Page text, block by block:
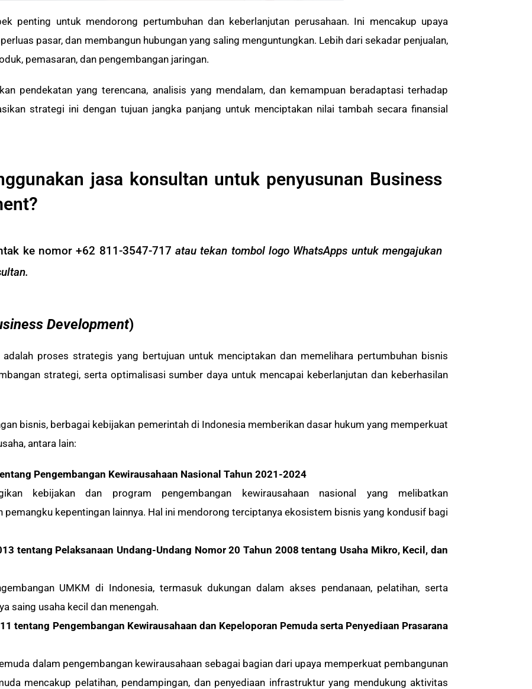
penting untuk mendorong pertumbuhan dan keberlanjutan perusahaan. Ini mencakup upaya
pasar, dan membangun hubungan yang saling menguntungkan. Lebih dari sekadar penjualan,
pemasaran, dan pengembangan jaringan.
pendekatan yang terencana, analisis yang mendalam, dan kemampuan beradaptasi terhadap
strategi ini dengan tujuan jangka panjang untuk menciptakan nilai tambah secara finansial
jasa konsultan untuk penyusunan Business
ke nomor +62 811-3547-717 atau tekan tombol logo WhatsApps untuk mengajukan
Development)
proses strategis yang bertujuan untuk menciptakan dan memelihara pertumbuhan bisnis
strategi, serta optimalisasi sumber daya untuk mencapai keberlanjutan dan keberhasilan
bisnis, berbagai kebijakan pemerintah di Indonesia memberikan dasar hukum yang memperkuat
antara lain:
Pengembangan Kewirausahaan Nasional Tahun 2021-2024
kebijakan dan program pengembangan kewirausahaan nasional yang melibatkan
pemangku kepentingan lainnya. Hal ini mendorong terciptanya ekosistem bisnis yang kondusif bagi
tentang Pelaksanaan Undang-Undang Nomor 20 Tahun 2008 tentang Usaha Mikro, Kecil, dan
UMKM di Indonesia, termasuk dukungan dalam akses pendanaan, pelatihan, serta
saing usaha kecil dan menengah.
tentang Pengembangan Kewirausahaan dan Kepeloporan Pemuda serta Penyediaan Prasarana
dalam pengembangan kewirausahaan sebagai bagian dari upaya memperkuat pembangunan
mencakup pelatihan, pendampingan, dan penyediaan infrastruktur yang mendukung aktivitas